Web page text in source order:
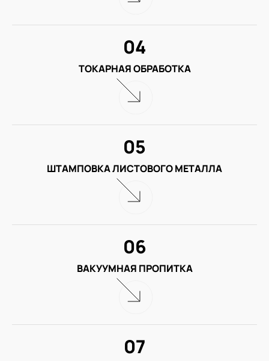
ТОКАРНАЯ ОБРАБОТКА
04
ШТАМПОВКА ЛИСТОВОГО МЕТАЛЛА
05
ВАКУУМНАЯ ПРОПИТКА
06
07